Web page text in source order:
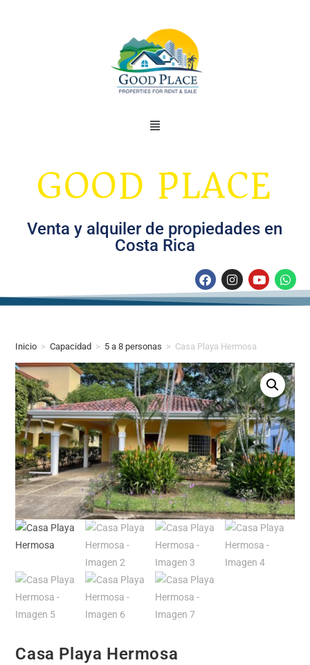
GOOD PLACE
Venta y alquiler de propiedades en
Costa Rica
Inicio > Capacidad > 5 a 8 personas > Casa Playa Hermosa
Casa Playa Hermosa